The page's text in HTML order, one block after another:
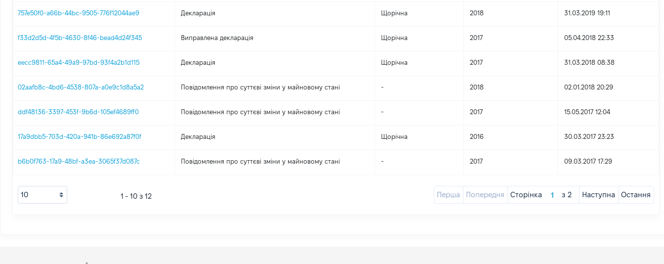
757e50f0-a66b-44bc-9505-776f12044ae9 Декларація Щорічна 2018 31.03.2019 19:11
f33d2d5d-4f5b-4630-8f46-bead4d24f345 Виправлена декларація Щорічна 2017 05.04.2018 22:33
eecc9811-65a4-49a9-97bd-93f4a2b1d115 Декларація Щорічна 2017 31.03.2018 08:38
02aafb8c-4bd6-4538-807a-a0e9c1d8a5a2 Повідомлення про суттєві зміни y майновому стані - 2018 02.01.2018 20:29
ddf48136-3397-453f-9b6d-105ef4689ff0 Повідомлення про суттєві зміни y майновому стані - 2017 15.05.2017 12:04
17a9dbb5-703d-420a-941b-86e692a87f0f Декларація Щорічна 2016 30.03.2017 23:23
b6b0f763-17a9-48bf-a3ea-3065f37d087c Повідомлення про суттєві зміни y майновому стані - 2017 09.03.2017 17:29
1 - 10 з 12 Перша Попередня Сторінка з 2 Наступна Остання